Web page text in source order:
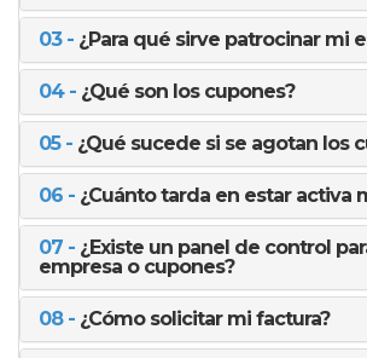
03 - ¿Para qué sirve patrocinar mi
04 - ¿Qué son los cupones?
05 - ¿Qué sucede si se agotan los
06 - ¿Cuánto tarda en estar activa
07 - ¿Existe un panel de control
empresa o cupones?
08 - ¿Cómo solicitar mi factura?